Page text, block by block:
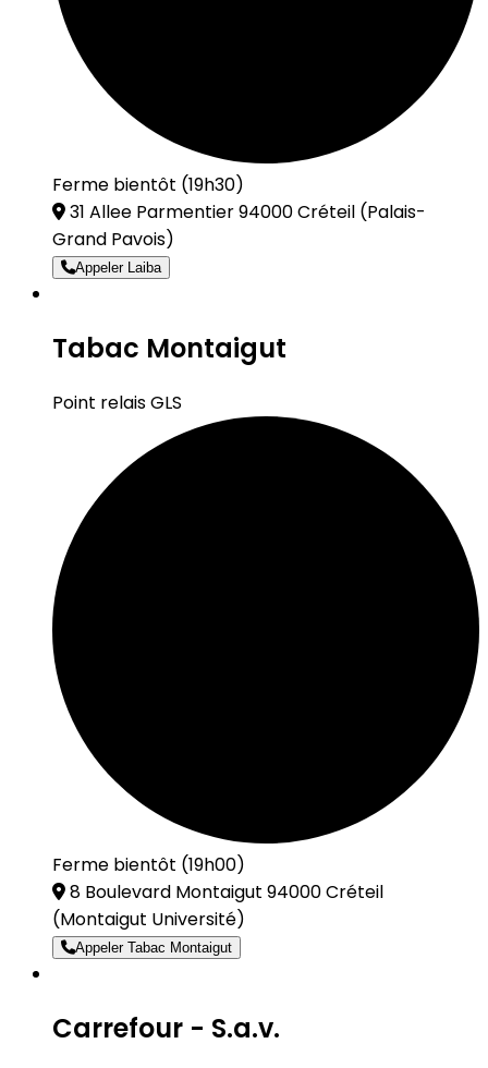
Ferme bientôt (19h30)
31 Allee Parmentier 94000 Créteil (Palais-
Grand Pavois)
Appeler Laiba
Tabac Montaigut
Point relais GLS
Ferme bientôt (19h00)
8 Boulevard Montaigut 94000 Créteil
(Montaigut Université)
Appeler Tabac Montaigut
Carrefour - S.a.v.